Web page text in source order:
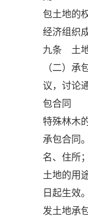
包土地的
经济组织
九条 土
（二）
议，讨
包合同 第
特殊林木
承包合同
名、住
土地的
日起生效
发土地承